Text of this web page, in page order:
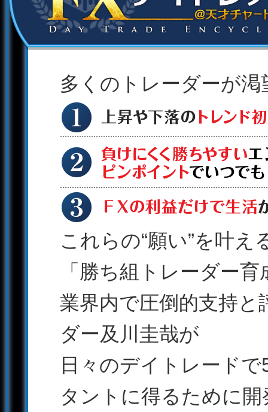
多くのトレーダーが
これらの“願い”を叶え
「勝ち組トレーダー
業界内で圧倒的支持
ダー及川圭哉が
日々のデイトレード
タントに得るために開